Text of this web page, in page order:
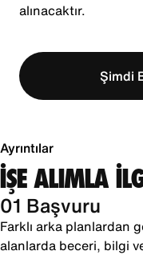
alınacaktır.
Şimdi
Ayrıntılar
İŞE ALIMLA
01 Başvuru
Farklı arka planlardan
alanlarda beceri, bilgi ve